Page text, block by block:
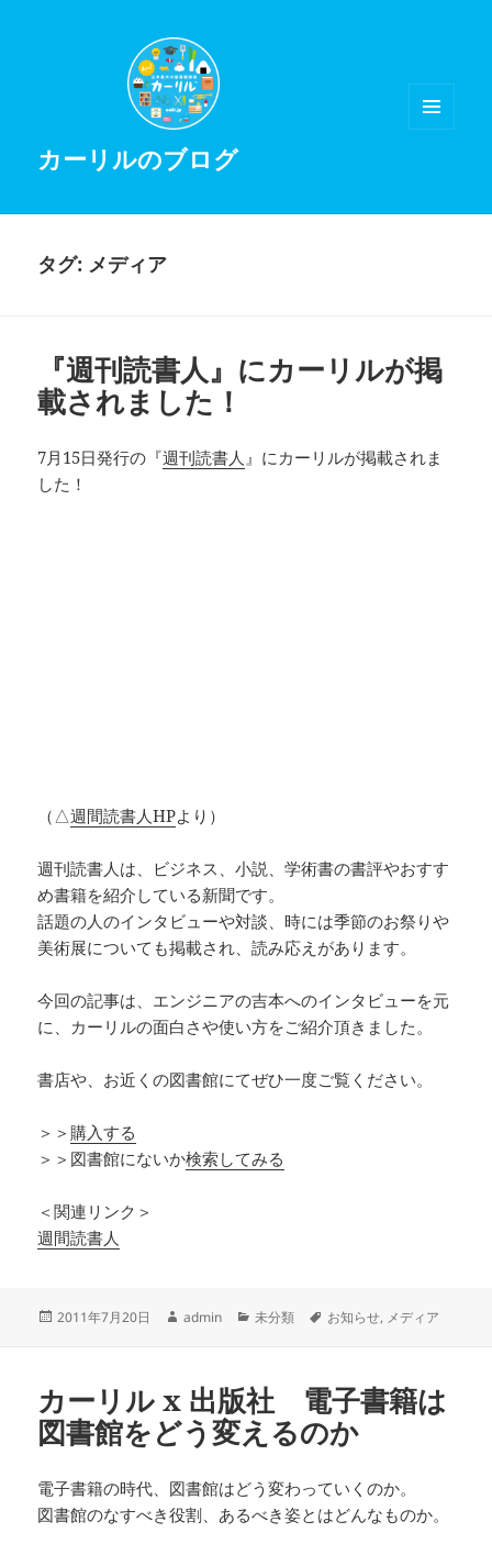
カーリルのブログ
タグ: メディア
『週刊読書人』にカーリルが掲
載されました！
7月15日発行の『週刊読書人 』にカーリルが掲載されま
した！
（△週間読書人HPより）
週刊読書人は、ビジネス、小説、学術書の書評やおすす
め書籍を紹介している新聞です。
話題の人のインタビューや対談、時には季節のお祭りや
美術展についても掲載され、読み応えがあります。
今回の記事は、エンジニアの吉本へのインタビューを元
に、カーリルの面白さや使い方をご紹介頂きました。
書店や、お近くの図書館にてぜひ一度ご覧ください。
＞＞購入する
＞＞図書館にないか検索してみる
＜関連リンク＞
週間読書人
投
2011年7月20日
作
admin
カ
ー
未分類
タ
お知らせ, メディア
カーリル x 出版社 電子書籍は
図書館をどう変えるのか
電子書籍の時代、図書館はどう変わっていくのか。
図書館のなすべき役割、あるべき姿とはどんなものか。